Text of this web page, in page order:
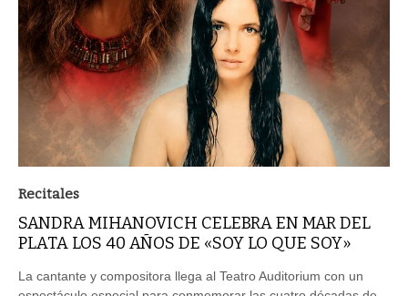
Recitales
SANDRA MIHANOVICH CELEBRA EN MAR DEL
PLATA LOS 40 AÑOS DE «SOY LO QUE SOY»
La cantante y compositora llega al Teatro Auditorium con un